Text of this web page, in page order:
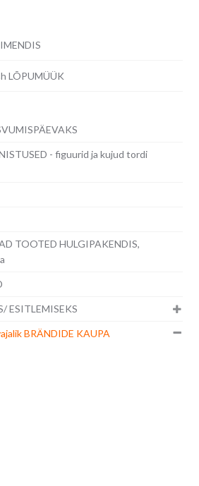
LÕPUMÜÜK
- figuurid ja kujud tordi
TOOTED HULGIPAKENDIS,
ESITLEMISEKS
BRÄNDIDE KAUPA